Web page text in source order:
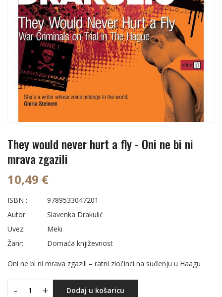
They would never hurt a fly - Oni ne bi ni
mrava zgazili
10,49 €
ISBN :
9789533047201
Autor :
Slavenka Drakulić
Uvez:
Meki
Žanr:
Domaća književnost
Oni ne bi ni mrava zgazili – ratni zločinci na suđenju u Haagu
- + Dodaj u košaricu